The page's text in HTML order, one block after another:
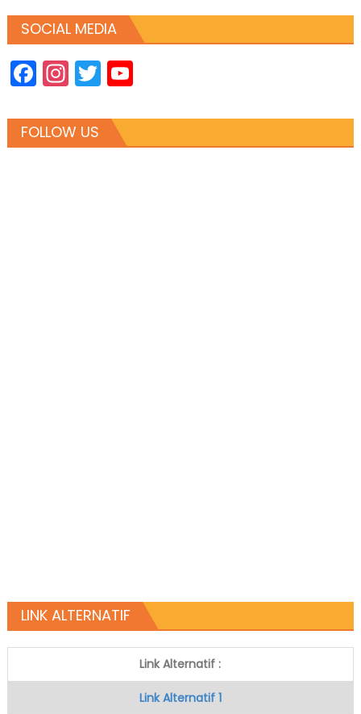
SOCIAL MEDIA
Facebook
Instagram
TwitterYouTube
FOLLOW US
LINK ALTERNATIF
Link Alternatif :
Link Alternatif 1